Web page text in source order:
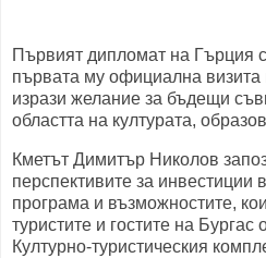
Първият дипломат на Гърция
първата му официална визита
изрази желание за бъдещи
областта на културата,
Кметът Димитър Николов
перспективите за инвестиции
програма и възможностите,
туристите и гостите на
Културно-туристическия